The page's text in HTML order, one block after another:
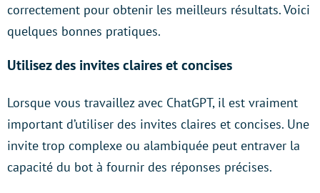
correctement pour obtenir les meilleurs résultats. Voici
quelques bonnes pratiques.
Utilisez des invites claires et concises
Lorsque vous travaillez avec ChatGPT, il est vraiment
important d’utiliser des invites claires et concises. Une
invite trop complexe ou alambiquée peut entraver la
capacité du bot à fournir des réponses précises.